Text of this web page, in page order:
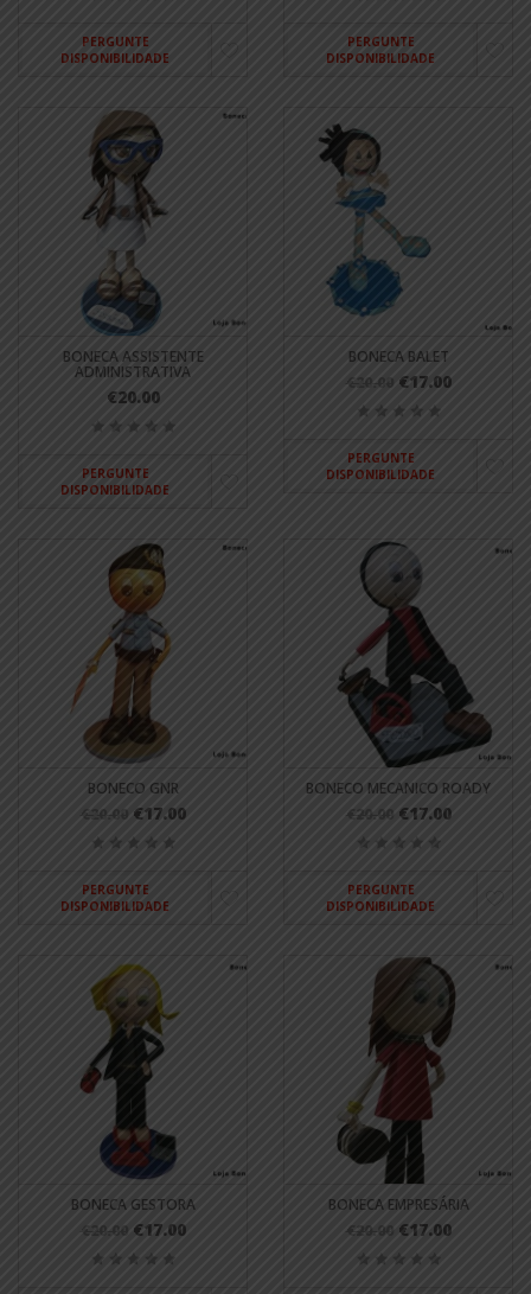
PERGUNTE
DISPONIBILIDADE
PERGUNTE
DISPONIBILIDADE
BONECA ASSISTENTE
ADMINISTRATIVA
€20.00
PERGUNTE
DISPONIBILIDADE
BONECA BALET
€20.00 €17.00
PERGUNTE
DISPONIBILIDADE
BONECO GNR
€20.00 €17.00
PERGUNTE
DISPONIBILIDADE
BONECO MECANICO ROADY
€20.00 €17.00
PERGUNTE
DISPONIBILIDADE
BONECA GESTORA
€20.00 €17.00
BONECA EMPRESÁRIA
€20.00 €17.00